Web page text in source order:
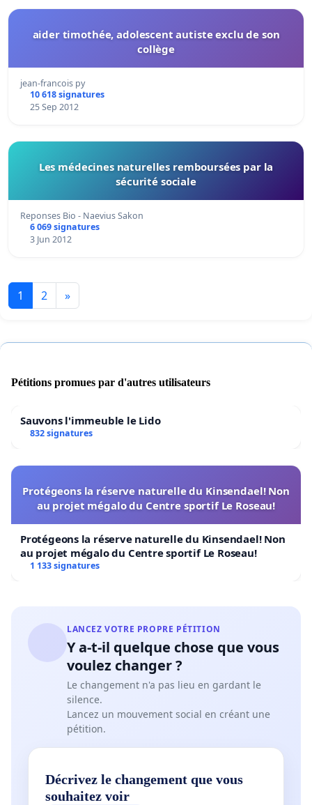
aider timothée, adolescent autiste exclu de son
collège
jean-francois py
10 618 signatures
25 Sep 2012
Les médecines naturelles remboursées par la
sécurité sociale
Reponses Bio - Naevius Sakon
6 069 signatures
3 Jun 2012
1 2 »
Pétitions promues par d'autres utilisateurs
Sauvons l'immeuble le Lido
832 signatures
Protégeons la réserve naturelle du Kinsendael! Non
au projet mégalo du Centre sportif Le Roseau!
Protégeons la réserve naturelle du Kinsendael! Non
au projet mégalo du Centre sportif Le Roseau!
1 133 signatures
LANCEZ VOTRE PROPRE PÉTITION
Y a-t-il quelque chose que vous
voulez changer ?
Le changement n'a pas lieu en gardant le
silence.
Lancez un mouvement social en créant une
pétition.
Décrivez le changement que vous
souhaitez voir